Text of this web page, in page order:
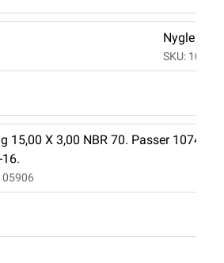
Nygle
SKU:
15,00 X 3,00 NBR 70. Passer 107456